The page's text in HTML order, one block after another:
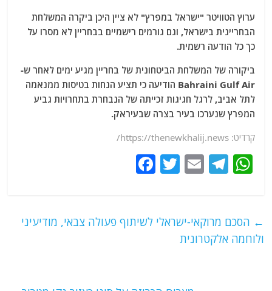
ערוץ הטוויטר "ישראל במפרץ" לא ציין היכן ביקרה המשלחת
הבחריינית בישראל, וגם גורמים רישמיים בבחריין לא מסרו על
כך כל הודעה רשמית.
ביקורה של המשלחת הביטחונית של בחריין מגיע ימים לאחר ש-
Bahraini Gulf Air הודיעה כי תציע הנחות בטיסות ממנאמה
לתל אביב, לרגל חגיגות זכייתה של הנבחרת בתחרויות גביע
המפרץ שנערכו בעיר בצרה שבעיראק.
קרדיט: https://thenewkhalij.news/
W
s
A
T
g
ra
E
l
T
er
e ← הסכם מרוקאי-ישראלי לשיתוף פעולה צבאי, מודיעיני
ולוחמה אלקטרונית